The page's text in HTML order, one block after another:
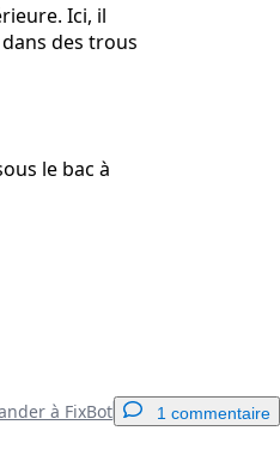
Ici, il
des trous
le bac à
à FixBot 1 commentaire